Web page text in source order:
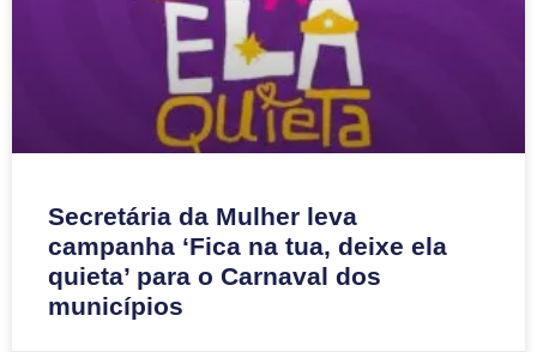
Secretária da Mulher leva
campanha ‘Fica na tua, deixe ela
quieta’ para o Carnaval dos
municípios